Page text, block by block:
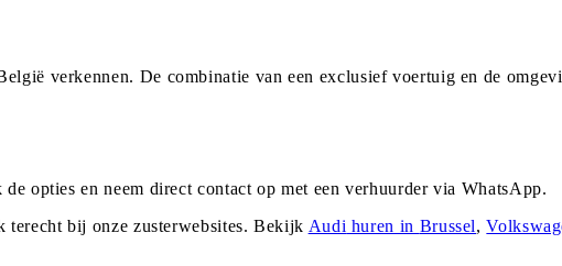
verkennen. De combinatie van een exclusief voertuig en de
opties en neem direct contact op met een verhuurder via WhatsApp.
terecht bij onze zusterwebsites. Bekijk Audi huren in Brussel,